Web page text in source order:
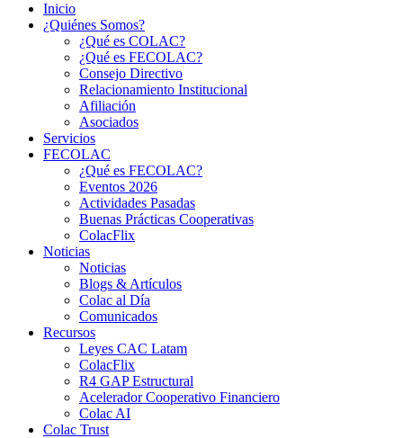
Inicio
¿Quiénes Somos?
¿Qué es COLAC?
¿Qué es FECOLAC?
Consejo Directivo
Relacionamiento Institucional
Afiliación
Asociados
Servicios
FECOLAC
¿Qué es FECOLAC?
Eventos 2026
Actividades Pasadas
Buenas Prácticas Cooperativas
ColacFlix
Noticias
Noticias
Blogs & Artículos
Colac al Día
Comunicados
Recursos
Leyes CAC Latam
ColacFlix
R4 GAP Estructural
Acelerador Cooperativo Financiero
Colac AI
Colac Trust